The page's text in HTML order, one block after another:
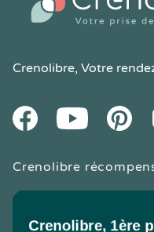
Crenolibre, Votre
FacebookYoutube
Crenolibre